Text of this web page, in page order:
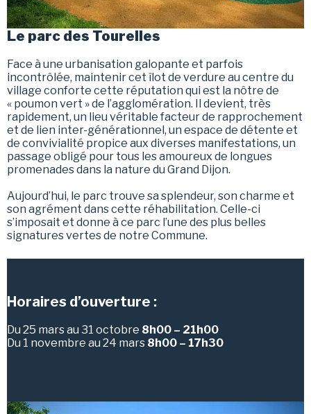
Le parc des Tourelles
Face à une urbanisation galopante et parfois
incontrôlée, maintenir cet îlot de verdure au centre du
village conforte cette réputation qui est la nôtre de
« poumon vert » de l’agglomération. Il devient, très
rapidement, un lieu véritable facteur de rapprochement
et de lien inter-générationnel, un espace de détente et
de convivialité propice aux diverses manifestations, un
passage obligé pour tous les amoureux de longues
promenades dans la nature du Grand Dijon.
Aujourd’hui, le parc trouve sa splendeur, son charme et
son agrément dans cette réhabilitation. Celle-ci
s’imposait et donne à ce parc l’une des plus belles
signatures vertes de notre Commune.
Horaires d’ouverture :
Du 25 mars au 31 octobre 8h00 – 21h00
Du 1 novembre au 24 mars 8h00 – 17h30